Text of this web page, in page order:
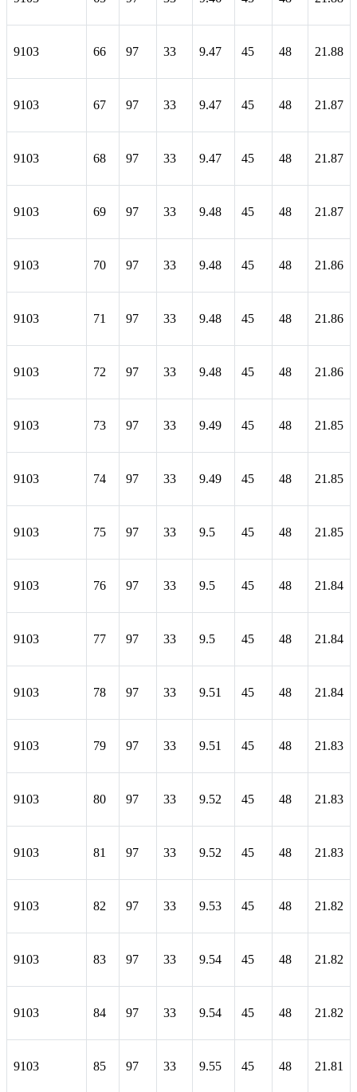
9103 66 97 33 9.47 45 48 21.88
9103 67 97 33 9.47 45 48 21.87
9103 68 97 33 9.47 45 48 21.87
9103 69 97 33 9.48 45 48 21.87
9103 70 97 33 9.48 45 48 21.86
9103 71 97 33 9.48 45 48 21.86
9103 72 97 33 9.48 45 48 21.86
9103 73 97 33 9.49 45 48 21.85
9103 74 97 33 9.49 45 48 21.85
9103 75 97 33 9.5 45 48 21.85
9103 76 97 33 9.5 45 48 21.84
9103 77 97 33 9.5 45 48 21.84
9103 78 97 33 9.51 45 48 21.84
9103 79 97 33 9.51 45 48 21.83
9103 80 97 33 9.52 45 48 21.83
9103 81 97 33 9.52 45 48 21.83
9103 82 97 33 9.53 45 48 21.82
9103 83 97 33 9.54 45 48 21.82
9103 84 97 33 9.54 45 48 21.82
9103 85 97 33 9.55 45 48 21.81